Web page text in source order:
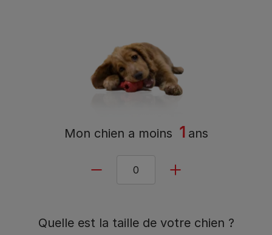
Mon chien a moins 1 ans
Quelle est la taille de votre chien ?